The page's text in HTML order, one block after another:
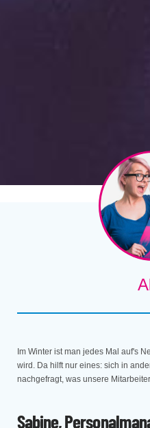
Im Winter ist man jedes Mal auf's
wird. Da hilft nur eines: sich in
nachgefragt, was unsere
Sabine,